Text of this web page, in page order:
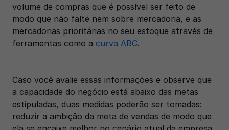
volume de compras que é possível ser feito de
modo que não falte nem sobre mercadoria, e as
mercadorias prioritárias no seu estoque através de
ferramentas como a curva ABC.
Caso você avalie essas informações e observe que
a capacidade do negócio está abaixo das metas
estipuladas, duas medidas poderão ser tomadas:
reduzir a ambição da meta de vendas de modo que